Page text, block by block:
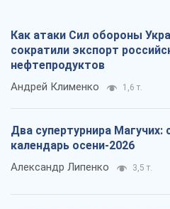
Как атаки Сил обороны
сократили экспорт
нефтепродуктов
Андрей Клименко 1,6 т.
Два супертурнира Магучих:
календарь осени-2026
Александр Липенко 3,5 т.